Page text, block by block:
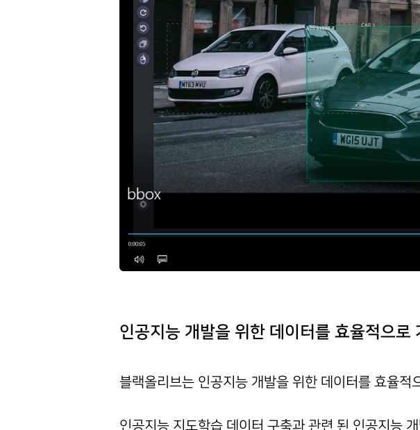
인공지능 개발을 위한 데이터를 효율적으
블랙올리브는 인공지능 개발을 위한 데이터를 효율
인공지능 지도학습 데이터 구축과 관련 된 인공지